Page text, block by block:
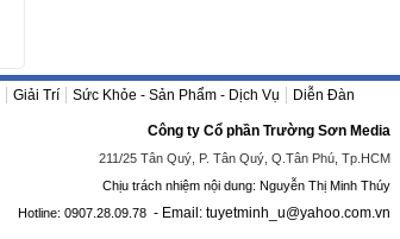
Giải Trí Sức Khỏe - Sản Phẩm - Dịch Vụ Diễn Đàn
Công ty Cổ phần Trường Sơn Media
211/25 Tân Quý, P. Tân Quý, Q.Tân Phú, Tp.HCM
Chịu trách nhiệm nội dung: Nguyễn Thị Minh Thúy
Hotline: 0907.28.09.78 - Email: tuyetminh_u@yahoo.com.vn